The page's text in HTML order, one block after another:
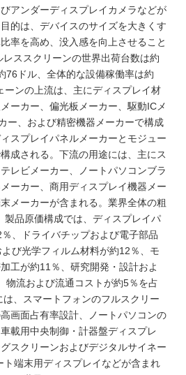
アンダーディスプレイカメラなどが
的は、デバイスのサイズを大きくす
率を高め、没入感を向上させること
ススクリーンの世界出荷台数は約
76ドル、全体的な設備稼働率は約
ーンの上流は、主にディスプレイ材
ーカー、偏光板メーカー、駆動ICメ
ー、および精密機器メーカーで構成
スプレイパネルメーカーとモジュー
成される。下流の用途には、主にス
レビメーカー、ノートパソコンブラ
ーカー、商用ディスプレイ機器メー
メーカーが含まれる。業界全体の粗
製品原価構成では、ディスプレイパ
、ドライバチップおよび電子部品
び光学フィルム材料が約12％、モ
工が約11％、研究開発・設計およ
物流および流通コストが約5％を占
、スマートフォンのフルスクリー
画面占有率設計、ノートパソコンの
載用中央制御・計器盤ディスプレ
スクリーンおよびデジタルサイネー
ト端末用ディスプレイなどが含まれ